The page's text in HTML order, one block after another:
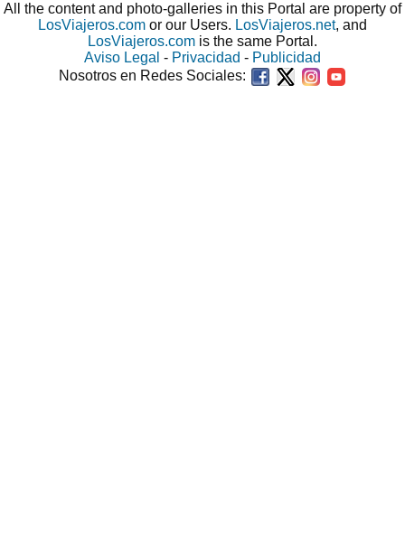
All the content and photo-galleries in this Portal are property of
LosViajeros.com or our Users. LosViajeros.net, and
LosViajeros.com is the same Portal.
Aviso Legal - Privacidad - Publicidad
Nosotros en Redes Sociales: